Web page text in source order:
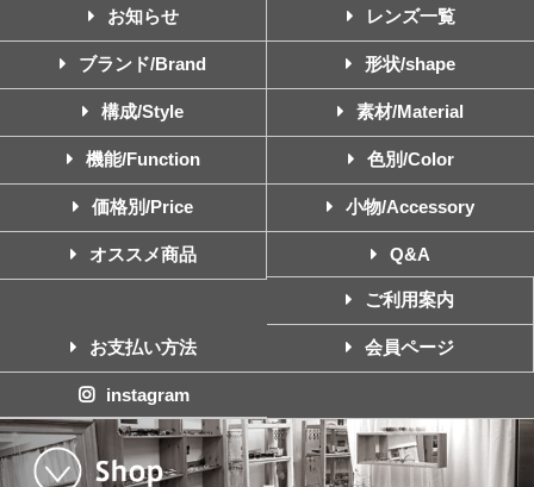
お知らせ レンズ一覧
ブランド/Brand 形状/shape
構成/Style 素材/Material
機能/Function 色別/Color
価格別/Price 小物/Accessory
オススメ商品 Q&A
ご利用案内
お支払い方法 会員ページ
instagram